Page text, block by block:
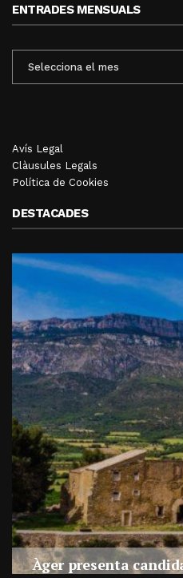
ENTRADES MENSUALS
MENSUALS
Avís Legal
Clàusules Legals
Política de Cookies
DESTACADES
Àger presenta